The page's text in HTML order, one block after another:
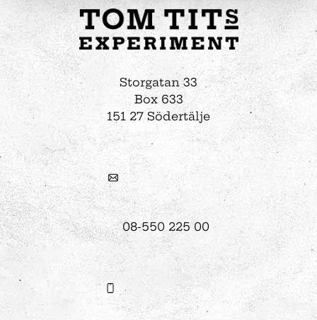
Storgatan 33
Box 633
151 27 Södertälje
08-550 225 00